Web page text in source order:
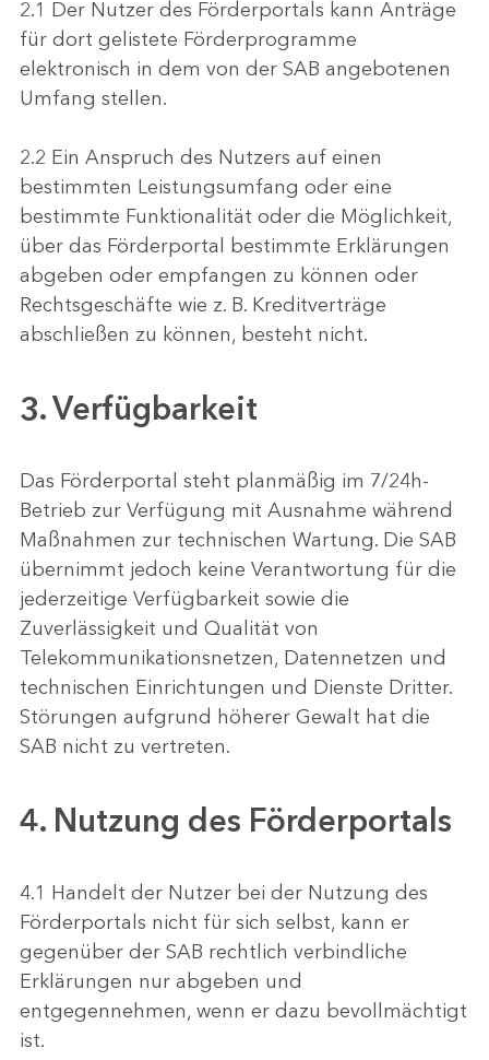
2.1 Der Nutzer des Förderportals kann Anträge
für dort gelistete Förderprogramme
elektronisch in dem von der SAB angebotenen
Umfang stellen.
2.2 Ein Anspruch des Nutzers auf einen
bestimmten Leistungsumfang oder eine
bestimmte Funktionalität oder die Möglichkeit,
über das Förderportal bestimmte Erklärungen
abgeben oder empfangen zu können oder
Rechtsgeschäfte wie z. B. Kreditverträge
abschließen zu können, besteht nicht.
3. Verfügbarkeit
Das Förderportal steht planmäßig im 7/24h-
Betrieb zur Verfügung mit Ausnahme während
Maßnahmen zur technischen Wartung. Die SAB
übernimmt jedoch keine Verantwortung für die
jederzeitige Verfügbarkeit sowie die
Zuverlässigkeit und Qualität von
Telekommunikationsnetzen, Datennetzen und
technischen Einrichtungen und Dienste Dritter.
Störungen aufgrund höherer Gewalt hat die
SAB nicht zu vertreten.
4. Nutzung des Förderportals
4.1 Handelt der Nutzer bei der Nutzung des
Förderportals nicht für sich selbst, kann er
gegenüber der SAB rechtlich verbindliche
Erklärungen nur abgeben und
entgegennehmen, wenn er dazu bevollmächtigt
ist.